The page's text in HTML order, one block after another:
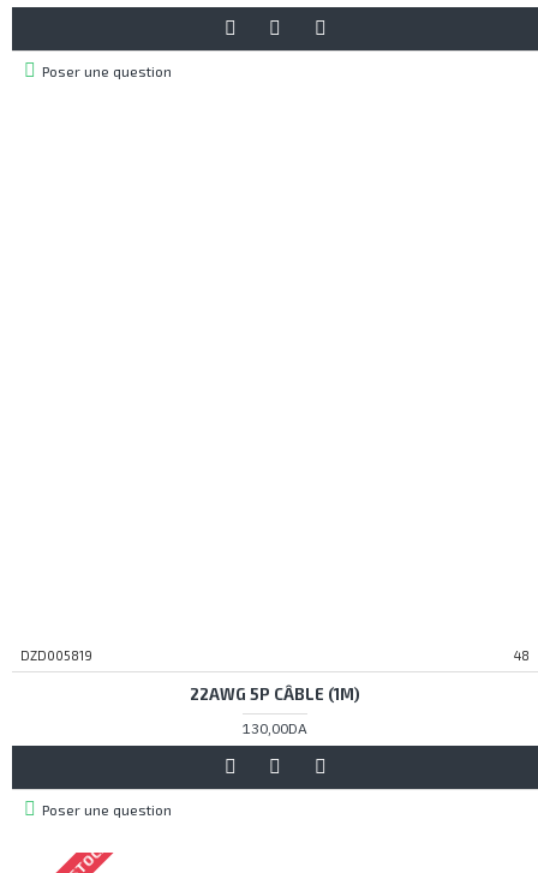
Poser une question
DZD005819 48
22AWG 5P CÂBLE (1M)
130,00DA
Poser une question